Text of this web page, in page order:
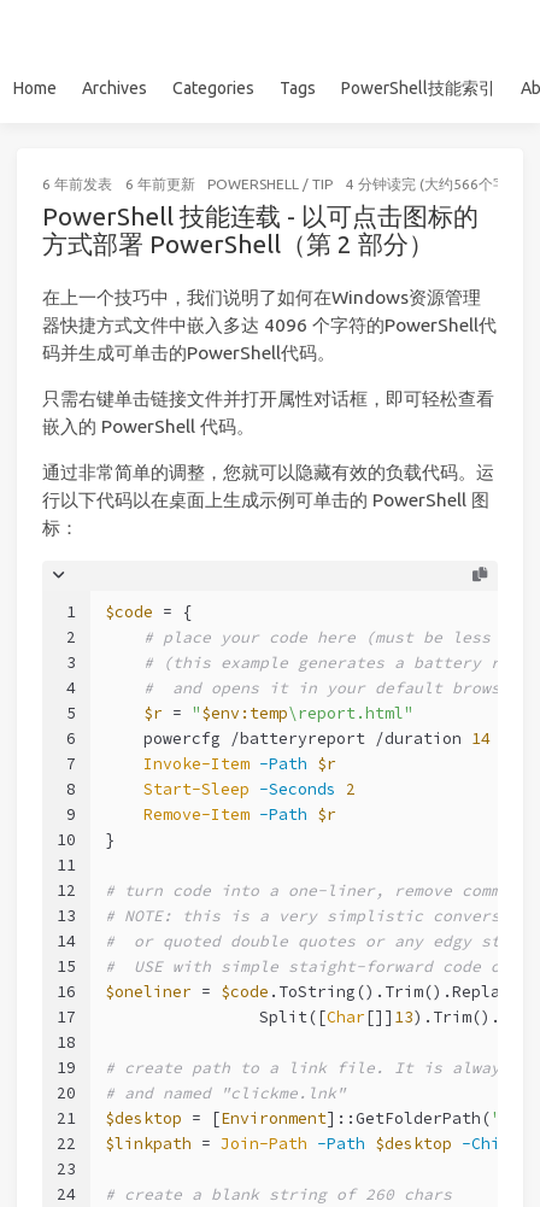
Home Archives Categories Tags PowerShell技能索引
6 年前发表 6 年前更新 POWERSHELL / TIP 4 分钟读完 (大约566个字)
PowerShell 技能连载 - 以可点击图标的
方式部署 PowerShell（第 2 部分）
在上一个技巧中，我们说明了如何在Windows资源管理
器快捷方式文件中嵌入多达 4096 个字符的PowerShell代
码并生成可单击的PowerShell代码。
只需右键单击链接文件并打开属性对话框，即可轻松查看
嵌入的 PowerShell 代码。
通过非常简单的调整，您就可以隐藏有效的负载代码。运
行以下代码以在桌面上生成示例可单击的 PowerShell 图
标：
1
2
3
4
5
6
7
8
9
10
11
12
13
14
15
16
17
18
19
20
21
22
23
24
$code = {
# place your code here (must be less
# (this example generates a battery
#  and opens it in your default browser)
$r = "$env:temp\report.html"
    powercfg /batteryreport /duration
14 /
Invoke-Item -Path $r
Start-Sleep -Seconds
2
Remove-Item -Path $r
}
# turn code into a one-liner, remove
# NOTE: this is a very simplistic conversion.
#  or quoted double quotes or any edgy stuff
#  USE with simple staight-forward code only
$oneliner = $code .ToString().Trim().Replace(
                Split([
Char[]] 13
# create path to a link file. It is always
# and named "clickme.lnk"
$desktop = [Environment]::GetFolderPath(
$linkpath = Join-Path -Path $desktop -
# create a blank string of 260 chars